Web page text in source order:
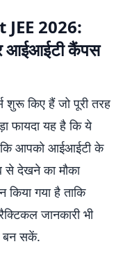
2026:
आईआईटी कैंपस
किए हैं जो पूरी तरह
फायदा यह है कि ये
कि आपको आईआईटी के
से देखने का मौका
किया गया है ताकि
जानकारी भी
बन सकें.